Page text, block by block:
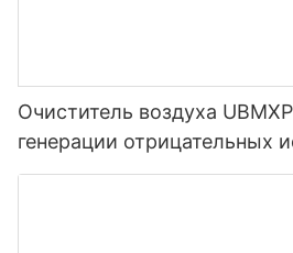
Очиститель воздуха
генерации отрицательных